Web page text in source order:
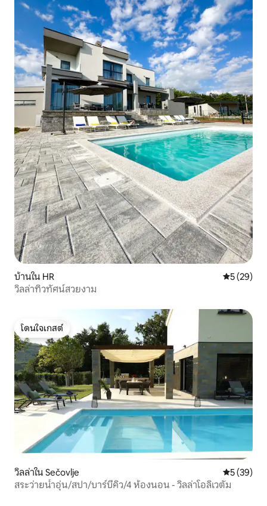
บ้านใน HR คะแนนเฉลี่
5 (29)
วิลล่าทิวทัศน์สวยงาม
โดนใจเกสต์
โดนใจเกสต์
วิลล่าใน Sečovlje คะแนนเฉลี่
5 (39)
สระว่ายน้ำอุ่น/สปา/บาร์บีคิว/4 ห้องนอน - วิลล่าโอลิเวตัม